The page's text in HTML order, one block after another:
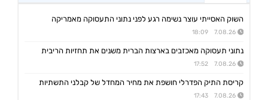
השוק האסייתי עוצר נשימה רגע לפני נתוני התעסוקה מאמריקה
7.08.26 18:09
נתוני תעסוקה מאכזבים בארצות הברית משנים את תחזיות הריבית
7.08.26 17:52
קריסת התיק הפדרלי חושפת את מחיר המחדל של קבלני התשתיות
7.08.26 17:43